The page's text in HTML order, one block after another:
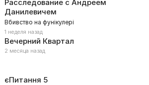
Расследование с Андреем
Данилевичем
Вбивство на фунікулері
1 неделя назад
Вечерний Квартал
2 месяца назад
єПитання 5